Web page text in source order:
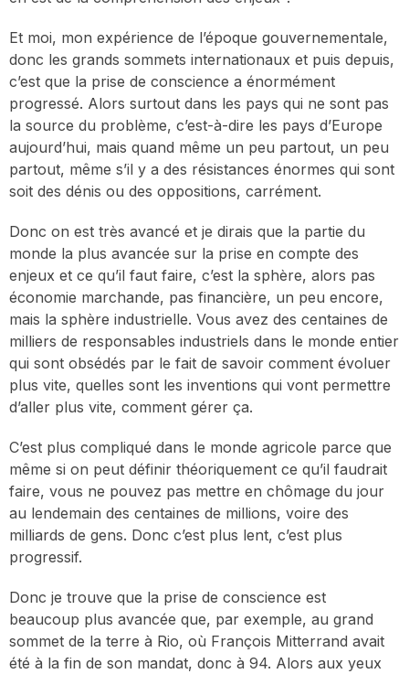
Et moi, mon expérience de l’époque gouvernementale,
donc les grands sommets internationaux et puis depuis,
c’est que la prise de conscience a énormément
progressé. Alors surtout dans les pays qui ne sont pas
la source du problème, c’est-à-dire les pays d’Europe
aujourd’hui, mais quand même un peu partout, un peu
partout, même s’il y a des résistances énormes qui sont
soit des dénis ou des oppositions, carrément.
Donc on est très avancé et je dirais que la partie du
monde la plus avancée sur la prise en compte des
enjeux et ce qu’il faut faire, c’est la sphère, alors pas
économie marchande, pas financière, un peu encore,
mais la sphère industrielle. Vous avez des centaines de
milliers de responsables industriels dans le monde entier
qui sont obsédés par le fait de savoir comment évoluer
plus vite, quelles sont les inventions qui vont permettre
d’aller plus vite, comment gérer ça.
C’est plus compliqué dans le monde agricole parce que
même si on peut définir théoriquement ce qu’il faudrait
faire, vous ne pouvez pas mettre en chômage du jour
au lendemain des centaines de millions, voire des
milliards de gens. Donc c’est plus lent, c’est plus
progressif.
Donc je trouve que la prise de conscience est
beaucoup plus avancée que, par exemple, au grand
sommet de la terre à Rio, où François Mitterrand avait
été à la fin de son mandat, donc à 94. Alors aux yeux